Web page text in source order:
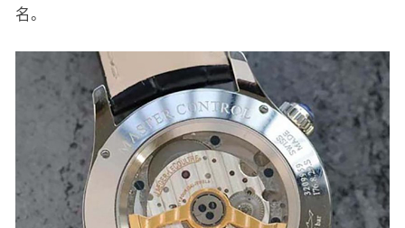
名。